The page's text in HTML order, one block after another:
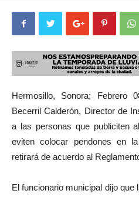
Hermosillo, Sonora; Febrero
Becerril Calderón, Director de
a las personas que publiciten
eviten colocar pendones en
retirará de acuerdo al
El funcionario municipal dijo